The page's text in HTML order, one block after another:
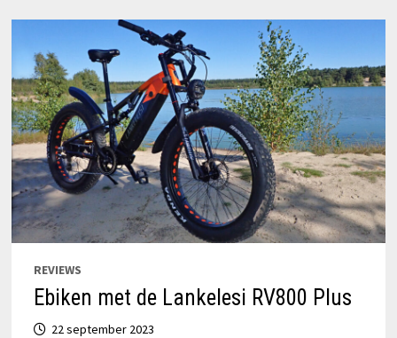
REVIEWS
Ebiken met de Lankelesi RV800 Plus
22 september 2023